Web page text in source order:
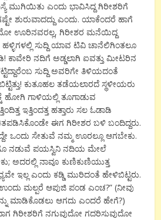
ಮುಗಿಯಿತು ಎಂದು ಭಾವಿಸಿದ್ದ ಗಿರೀಶರಿಗೆ
ಶುರುವಾದದ್ದು ಎಂದು. ಯಾಕೆಂದರೆ ಹಾಗೆ
ಊರಿನವರಲ್ಲ, ಗಿರೀಶರ ಮನೆಯಿದ್ದ
ಸುದ್ದಿ ಯಾವ ಟಿವಿ ಚಾನೆಲಿಗಿಂತಲೂ
ಕಾವೇರಿ ನದಿಗೆ ಅಡ್ಡಲಾಗಿ ಐವತ್ತು ಮೀಟರಿನ
ಸುದ್ದಿ ಅವರಿಗೇ ತಿಳಿಯದಂತೆ
ಕುತೂಹಲ ತಡೆಯಲಾರದೆ ಸ್ಥಳೀಯರು
ಹೋಗಿ ಗಾಳಿಯಲ್ಲಿ ತೂಗಾಡುವ
ಇತ್ತಿಂದತ್ತ ಹತ್ತಾರು ಸಲ ಓಡಾಡಿ
ಈಗ ಗಿರೀಶರ ಬಳಿ ಬಂದಿದ್ದರು.
ಒಂದು ಸೇತುವೆ ನಮ್ಮ ಊರಲ್ಲೂ ಆಗಬೇಕು.
ನಡುವೆ ಪಯಸ್ವಿನಿ ನದಿಯ ಮೇಲೆ
ಅದರಲ್ಲಿ ನಾವೂ ಕುಣಿಕುಣಿಯುತ್ತ
ಇಲ್ಲ ಎಂದು ಕಡ್ಡಿ ಮುರಿದಂತೆ ಹೇಳಿಬಿಟ್ಟರು.
ಮಲ್ಪರೆ ಆಪುಜಿ ಪಂಡ ಎಂಚ?” (ನೀವು
ಮಾಡಿಕೊಡಲು ಆಗದು ಎಂದರೆ ಹೇಗೆ?)
ಗಿರೀಶರಿಗೆ ನಗುವುದೋ ಗದರಿಸುವುದೋ